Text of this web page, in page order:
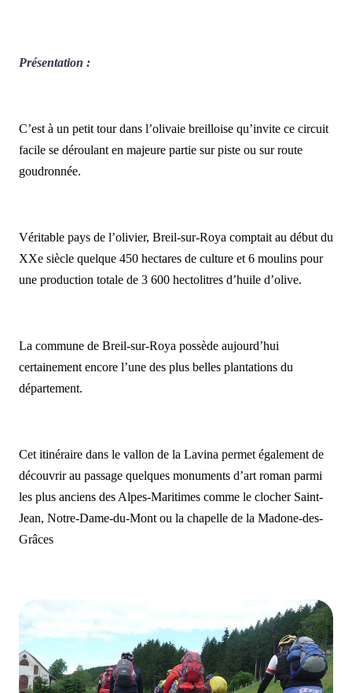
Présentation :
C’est à un petit tour dans l’olivaie breilloise qu’invite ce circuit
facile se déroulant en majeure partie sur piste ou sur route
goudronnée.
Véritable pays de l’olivier, Breil-sur-Roya comptait au début du
XXe siècle quelque 450 hectares de culture et 6 moulins pour
une production totale de 3 600 hectolitres d’huile d’olive.
La commune de Breil-sur-Roya possède aujourd’hui
certainement encore l’une des plus belles plantations du
département.
Cet itinéraire dans le vallon de la Lavina permet également de
découvrir au passage quelques monuments d’art roman parmi
les plus anciens des Alpes-Maritimes comme le clocher Saint-
Jean, Notre-Dame-du-Mont ou la chapelle de la Madone-des-
Grâces